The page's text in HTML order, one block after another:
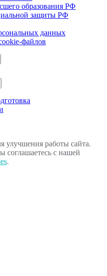
образования РФ
защиты РФ
данных
файлов
улучшения работы сайта.
соглашаетесь с нашей
.